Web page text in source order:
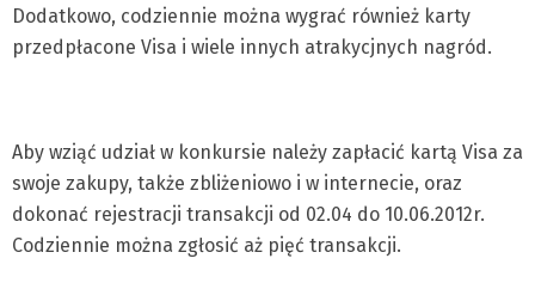
Dodatkowo, codziennie można wygrać również karty
przedpłacone Visa i wiele innych atrakycjnych nagród.
Aby wziąć udział w konkursie należy zapłacić kartą Visa za
swoje zakupy, także zbliżeniowo i w internecie, oraz
dokonać rejestracji transakcji od 02.04 do 10.06.2012r.
Codziennie można zgłosić aż pięć transakcji.